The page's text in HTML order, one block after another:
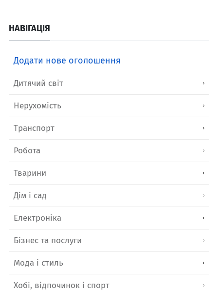
НАВІГАЦІЯ
Додати нове оголошення
Дитячий світ
Нерухомість
Транспорт
Робота
Тварини
Дім і сад
Електроніка
Бізнес та послуги
Мода і стиль
Хобі, відпочинок і спорт